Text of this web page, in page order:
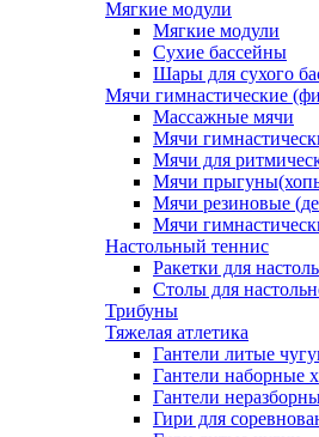
Мягкие модули
Мягкие модули
Сухие бассейны
Шары для сухого
Мячи гимнастические
Массажные мячи
Мячи
Мячи для
Мячи
Мячи резиновые
Мячи
Настольный теннис
Ракетки для
Столы для
Трибуны
Тяжелая атлетика
Гантели литые
Гантели наборные
Гантели
Гири для